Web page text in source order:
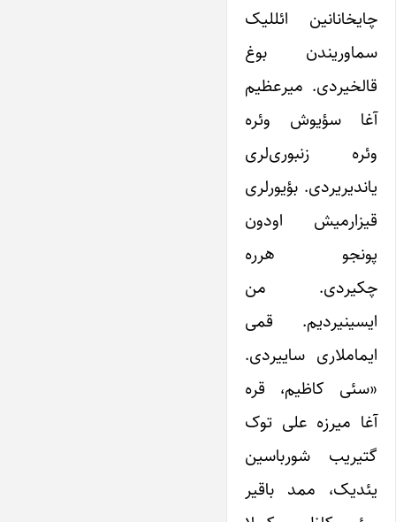
چایخانانین ائللیک
سماوریندن بوغ
قالخیردی. میرعظیم
آغا سؤیوش وئره
وئره زنبوری‌لری
یاندیریردی. بؤیورلری
قیزارمیش اودون
پونجو هرره
چکیردی. من
ایسینیردیم. قمی
ایماملاری ساییردی.
«سئی کاظیم، قره
آغا میرزه علی توک
گتیریب شورباسین
یئدیک، ممد باقیر